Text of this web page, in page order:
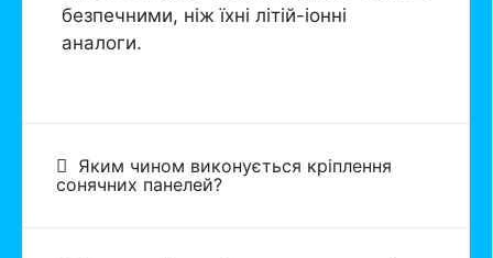
безпечними, ніж їхні літій-іонні
аналоги.
Яким чином виконується кріплення
сонячних панелей?